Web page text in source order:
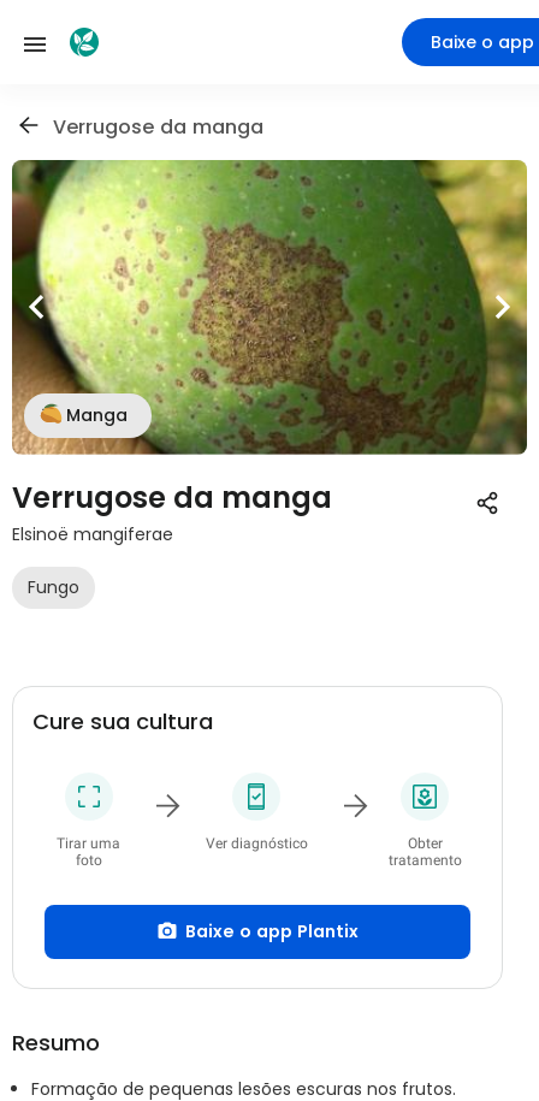
Baixe o app
Verrugose da manga
Manga
Verrugose da manga
Elsinoë mangiferae
Fungo
Cure sua cultura
Tirar uma
foto
Ver diagnóstico
Obter
tratamento
Baixe o app Plantix
Resumo
Formação de pequenas lesões escuras nos frutos.